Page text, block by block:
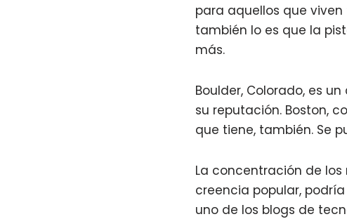
para aquellos que
también lo es que la
más.
Boulder, Colorado, es
su reputación. Boston,
que tiene, también. Se
La concentración de
creencia popular,
uno de los blogs de